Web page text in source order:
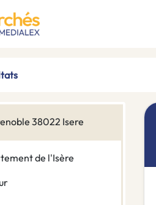
38022 Isere
de l'Isère